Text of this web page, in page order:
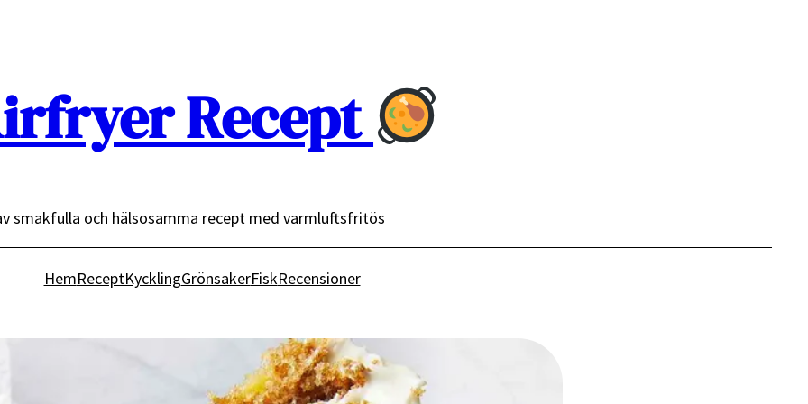
Recept
smakfulla och hälsosamma recept med varmluftsfritös
HemReceptKycklingGrönsakerFiskRecensioner